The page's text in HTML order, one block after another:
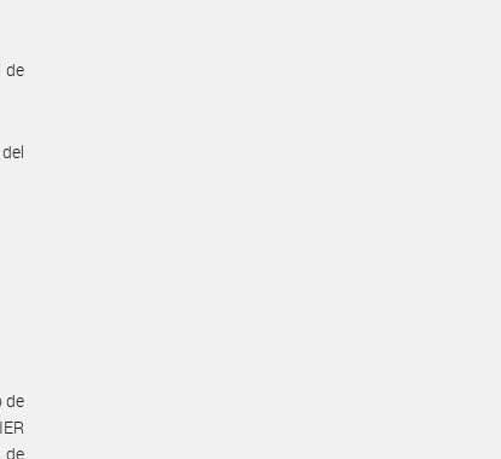
de
de